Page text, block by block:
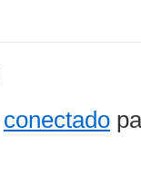
conectado